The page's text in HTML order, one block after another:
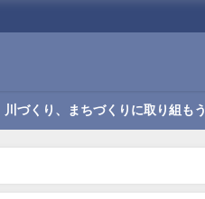
川づくり、まちづくりに取り組もう